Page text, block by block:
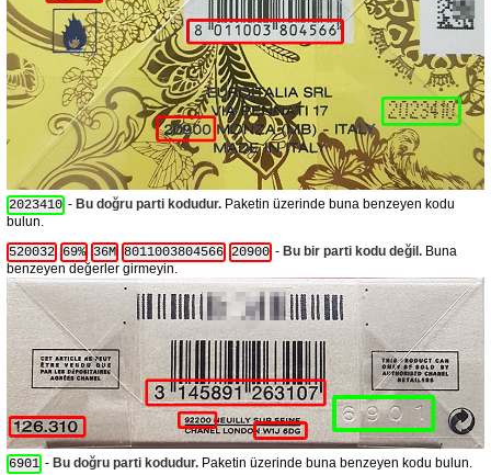
2023410 - Bu doğru parti kodudur. Paketin üzerinde buna benzeyen kodu
bulun.
520032 69% 36M 8011003804566 20900 - Bu bir parti kodu değil. Buna
benzeyen değerler girmeyin.
6901 - Bu doğru parti kodudur. Paketin üzerinde buna benzeyen kodu bulun.